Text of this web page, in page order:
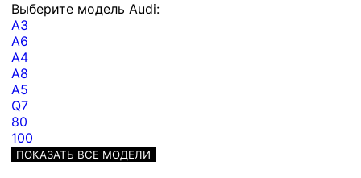
Выберите модель Audi:
A3
A6
A4
A8
A5
Q7
80
100
ПОКАЗАТЬ ВСЕ МОДЕЛИ